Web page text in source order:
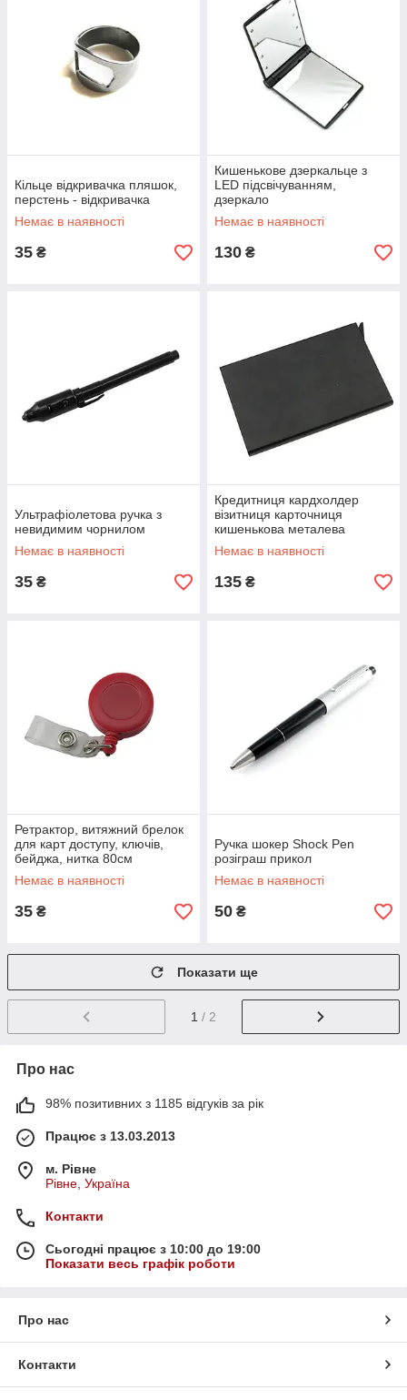
Кільце відкривачка пляшок,
перстень - відкривачка
Немає в наявності
35 ₴
Кишенькове дзеркальце з
LED підсвічуванням,
дзеркало
Немає в наявності
130 ₴
Ультрафіолетова ручка з
невидимим чорнилом
Немає в наявності
35 ₴
Кредитниця кардхолдер
візитниця карточниця
кишенькова металева
Немає в наявності
135 ₴
Ретрактор, витяжний брелок
для карт доступу, ключів,
бейджа, нитка 80см
Немає в наявності
35 ₴
Ручка шокер Shock Pen
розіграш прикол
Немає в наявності
50 ₴
Показати ще
1 / 2
Про нас
98% позитивних з 1185 відгуків за рік
Працює з 13.03.2013
м. Рівне
Рівне, Україна
Контакти
Сьогодні працює з 10:00 до 19:00
Показати весь графік роботи
Про нас
Контакти